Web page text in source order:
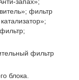
запах»;
фильтр
фильтр
блока.